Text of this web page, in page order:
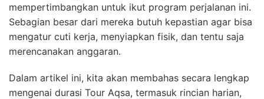
mempertimbangkan untuk ikut program perjalanan ini.
Sebagian besar dari mereka butuh kepastian agar bisa
mengatur cuti kerja, menyiapkan fisik, dan tentu saja
merencanakan anggaran.
Dalam artikel ini, kita akan membahas secara lengkap
mengenai durasi Tour Aqsa, termasuk rincian harian,